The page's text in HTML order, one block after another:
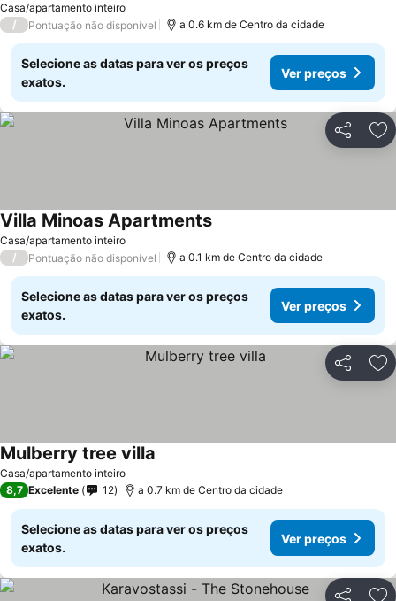
Casa/apartamento inteiro
/
Pontuação não disponível a 0.6 km de Centro da cidade
Selecione as datas para ver os preços
exatos.
Ver preços
Partilhar
Casa/apartamento inteiro
Villa Minoas Apartments
/ Pontuação não disponível a 0.1 km de Centro da cidade
Selecione as datas para ver os preços
exatos.
Ver preços
Partilhar
Casa/apartamento inteiro
Mulberry tree villa
8,7 Excelente 12 a 0.7 km de Centro da cidade
Selecione as datas para ver os preços
exatos.
Ver preços